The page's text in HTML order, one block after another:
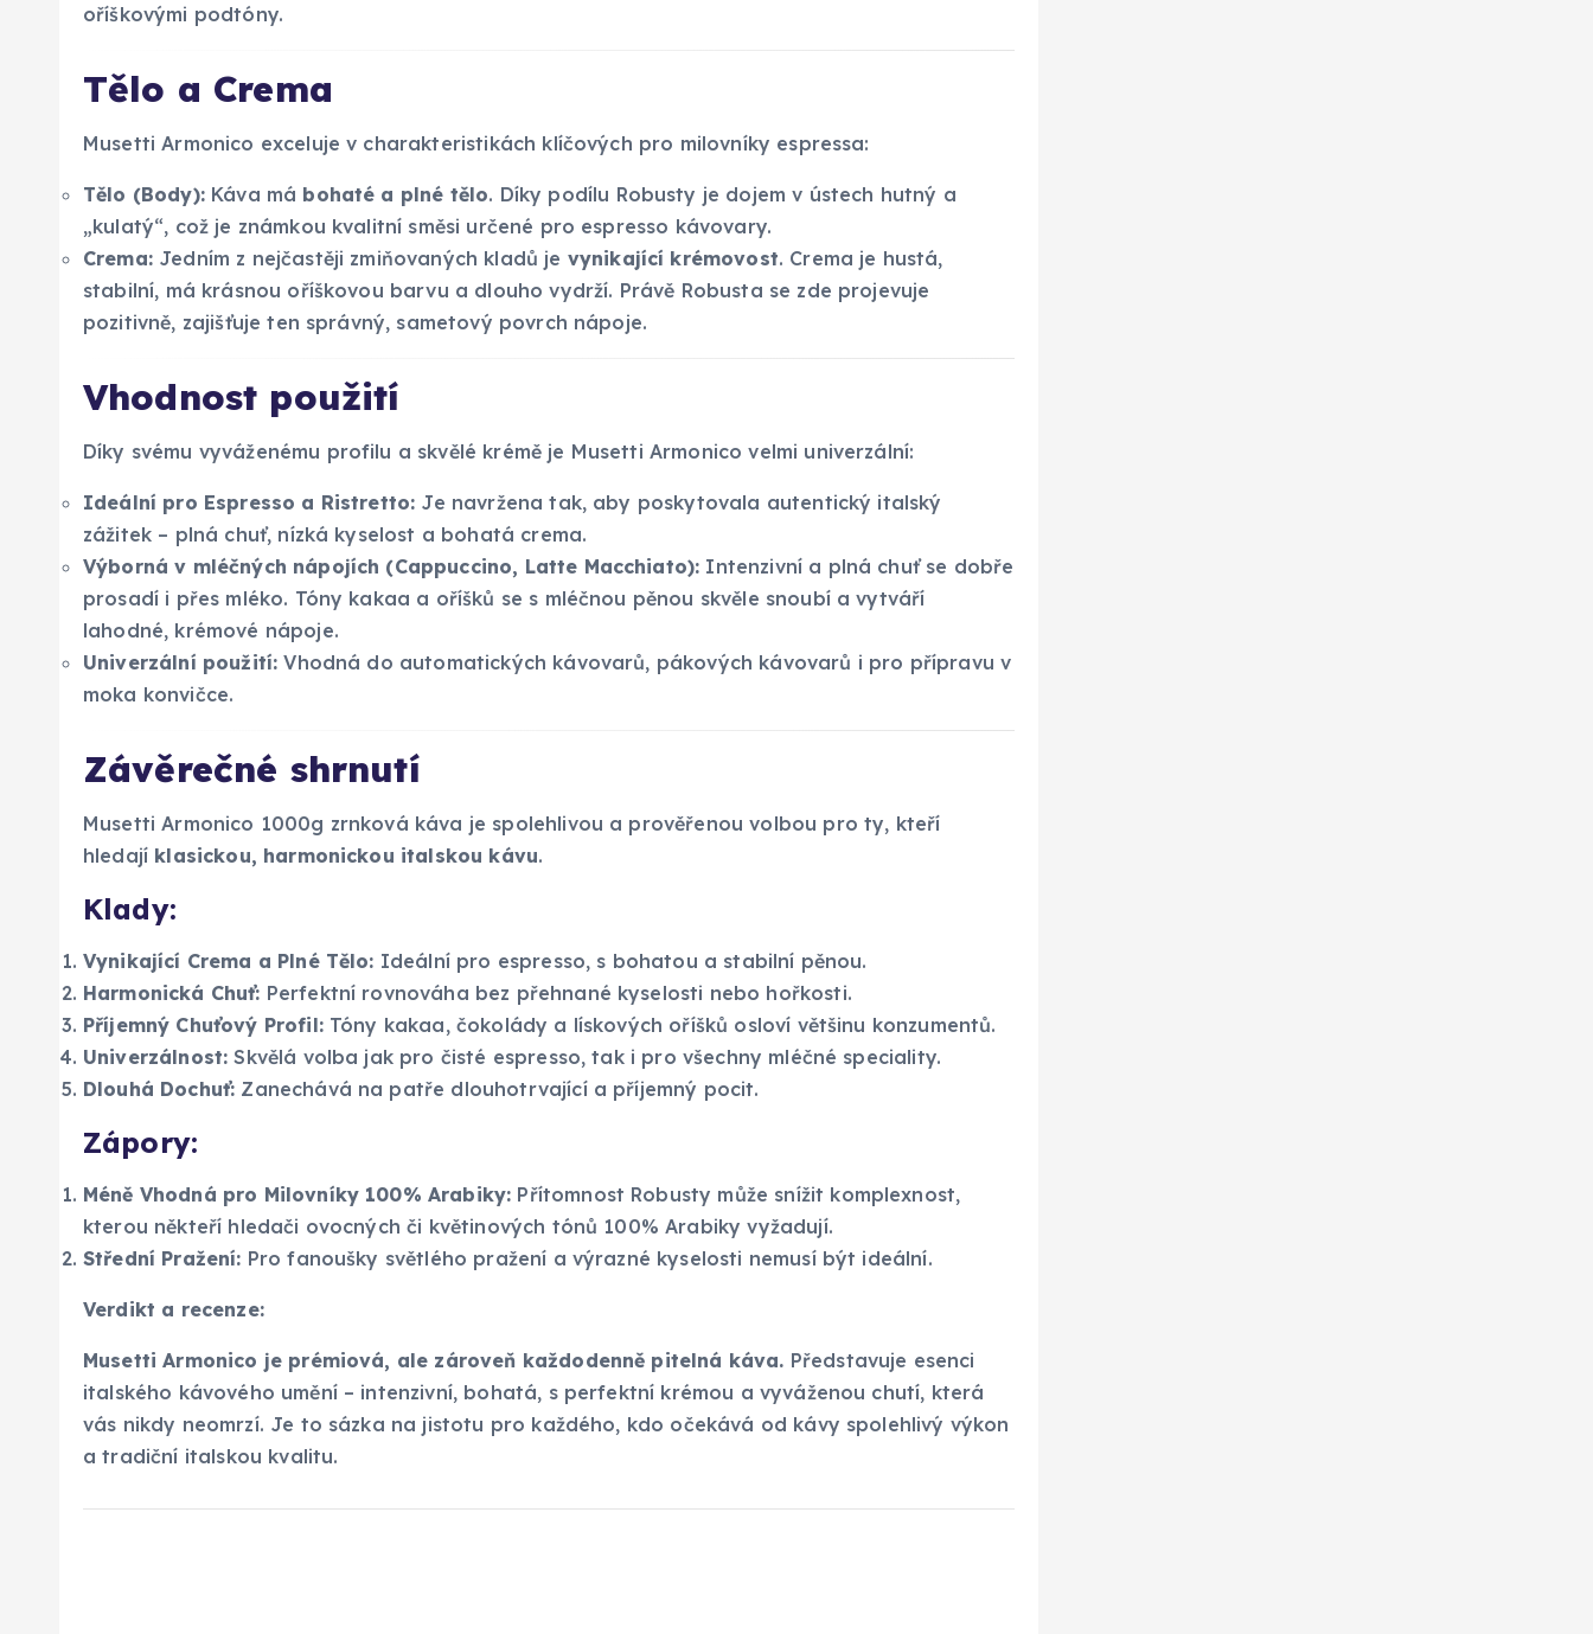
oříškovými podtóny.
Tělo a Crema
Musetti Armonico exceluje v charakteristikách klíčových pro milovníky espressa:
Tělo (Body):Káva má bohaté a plné tělo. Díky podílu Robusty je dojem v ústech hutný a
„kulatý“, což je známkou kvalitní směsi určené pro espresso kávovary.
Crema:Jedním z nejčastěji zmiňovaných kladů je vynikající krémovost. Crema je hustá,
stabilní, má krásnou oříškovou barvu a dlouho vydrží. Právě Robusta se zde projevuje
pozitivně, zajišťuje ten správný, sametový povrch nápoje.
Vhodnost použití
Díky svému vyváženému profilu a skvělé krémě je Musetti Armonico velmi univerzální:
Ideální pro Espresso a Ristretto: Je navržena tak, aby poskytovala autentický italský
zážitek – plná chuť, nízká kyselost a bohatá crema.
Výborná v mléčných nápojích (Cappuccino, Latte Macchiato): Intenzivní a plná chuť se dobře
prosadí i přes mléko. Tóny kakaa a oříšků se s mléčnou pěnou skvěle snoubí a vytváří
lahodné, krémové nápoje.
Univerzální použití: Vhodná do automatických kávovarů, pákových kávovarů i pro přípravu v
moka konvičce.
Závěrečné shrnutí
Musetti Armonico 1000g zrnková káva je spolehlivou a prověřenou volbou pro ty, kteří
hledají klasickou, harmonickou italskou kávu.
Klady:
Vynikající Crema a Plné Tělo: Ideální pro espresso, s bohatou a stabilní pěnou.
Harmonická Chuť: Perfektní rovnováha bez přehnané kyselosti nebo hořkosti.
Příjemný Chuťový Profil:Tóny kakaa, čokolády a lískových oříšků osloví většinu konzumentů.
Univerzálnost: Skvělá volba jak pro čisté espresso, tak i pro všechny mléčné speciality.
Dlouhá Dochuť: Zanechává na patře dlouhotrvající a příjemný pocit.
Zápory:
Méně Vhodná pro Milovníky 100% Arabiky: Přítomnost Robusty může snížit komplexnost,
kterou někteří hledači ovocných či květinových tónů 100% Arabiky vyžadují.
Střední Pražení: Pro fanoušky světlého pražení a výrazné kyselosti nemusí být ideální.
Verdikt a recenze:
Musetti Armonico je prémiová, ale zároveň každodenně pitelná káva. Představuje esenci
italského kávového umění – intenzivní, bohatá, s perfektní krémou a vyváženou chutí, která
vás nikdy neomrzí. Je to sázka na jistotu pro každého, kdo očekává od kávy spolehlivý výkon
a tradiční italskou kvalitu.